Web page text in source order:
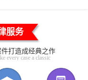
服务
打造成经典之作
every case a classic